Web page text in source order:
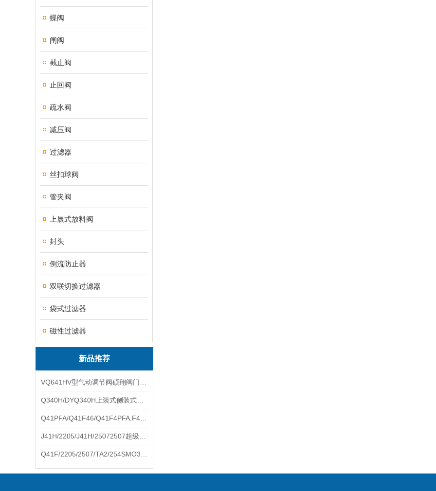
蝶阀
闸阀
截止阀
止回阀
疏水阀
减压阀
过滤器
丝扣球阀
管夹阀
上展式放料阀
封头
倒流防止器
双联切换过滤器
袋式过滤器
磁性过滤器
新品推荐